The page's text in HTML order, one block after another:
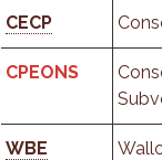
CECP
CPEONS
WBE